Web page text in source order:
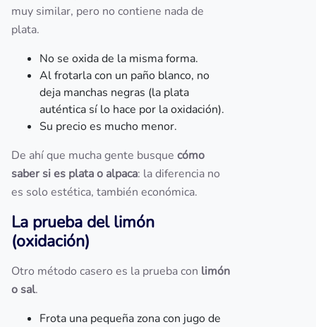
muy similar, pero no contiene nada de
plata.
No se oxida de la misma forma.
Al frotarla con un paño blanco, no
deja manchas negras (la plata
auténtica sí lo hace por la oxidación).
Su precio es mucho menor.
De ahí que mucha gente busque cómo
saber si es plata o alpaca: la diferencia no
es solo estética, también económica.
La prueba del limón
(oxidación)
Otro método casero es la prueba con limón
o sal.
Frota una pequeña zona con jugo de